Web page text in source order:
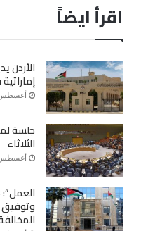
اقرأ ايضاً
الأردن
أغسطس 8,
جلسة
الثلاثاء
أغسطس 8,
وتوفيق